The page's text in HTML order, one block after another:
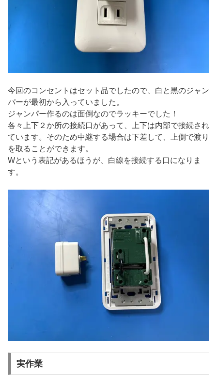
今回のコンセントはセット品でしたので、白と黒のジャン
パーが最初から入っていました。
ジャンパー作るのは面倒なのでラッキーでした！
各々上下２か所の接続口があって、上下は内部で接続され
ています。そのため中継する場合は下差して、上側で渡り
を取ることができます。
Wという表記があるほうが、白線を接続する口になりま
す。
実作業